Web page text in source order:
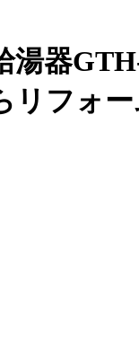
器
リフォ